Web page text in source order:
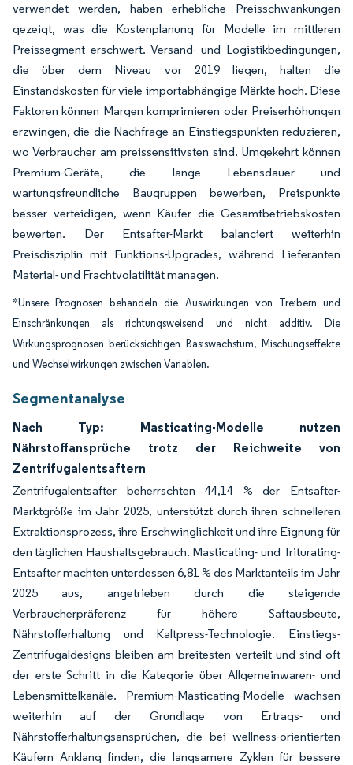
verwendet werden, haben erhebliche Preisschwankungen
gezeigt, was die Kostenplanung für Modelle im mittleren
Preissegment erschwert. Versand- und Logistikbedingungen,
die über dem Niveau vor 2019 liegen, halten die
Einstandskosten für viele importabhängige Märkte hoch. Diese
Faktoren können Margen komprimieren oder Preiserhöhungen
erzwingen, die die Nachfrage an Einstiegspunkten reduzieren,
wo Verbraucher am preissensitivsten sind. Umgekehrt können
Premium-Geräte, die lange Lebensdauer und
wartungsfreundliche Baugruppen bewerben, Preispunkte
besser verteidigen, wenn Käufer die Gesamtbetriebskosten
bewerten. Der Entsafter-Markt balanciert weiterhin
Preisdisziplin mit Funktions-Upgrades, während Lieferanten
Material- und Frachtvolatilität managen.
*Unsere Prognosen behandeln die Auswirkungen von Treibern und
Einschränkungen als richtungsweisend und nicht additiv. Die
Wirkungsprognosen berücksichtigen Basiswachstum, Mischungseffekte
und Wechselwirkungen zwischen Variablen.
Segmentanalyse
Nach Typ: Masticating-Modelle nutzen
Nährstoffansprüche trotz der Reichweite von
Zentrifugalentsaftern
Zentrifugalentsafter beherrschten 44,14 % der Entsafter-
Marktgröße im Jahr 2025, unterstützt durch ihren schnelleren
Extraktionsprozess, ihre Erschwinglichkeit und ihre Eignung für
den täglichen Haushaltsgebrauch. Masticating- und Triturating-
Entsafter machten unterdessen 6,81 % des Marktanteils im Jahr
2025 aus, angetrieben durch die steigende
Verbraucherpräferenz für höhere Saftausbeute,
Nährstofferhaltung und Kaltpress-Technologie. Einstiegs-
Zentrifugaldesigns bleiben am breitesten verteilt und sind oft
der erste Schritt in die Kategorie über Allgemeinwaren- und
Lebensmittelkanäle. Premium-Masticating-Modelle wachsen
weiterhin auf der Grundlage von Ertrags- und
Nährstofferhaltungsansprüchen, die bei wellness-orientierten
Käufern Anklang finden, die langsamere Zyklen für bessere